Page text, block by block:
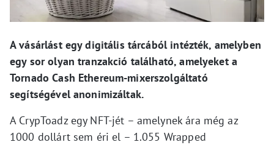
A vásárlást egy digitális tárcából intézték, amelyben
egy sor olyan tranzakció található, amelyeket a
Tornado Cash Ethereum-mixerszolgáltató
segítségével anonimizáltak.
A CrypToadz egy NFT-jét – amelynek ára még az
1000 dollárt sem éri el – 1.055 Wrapped